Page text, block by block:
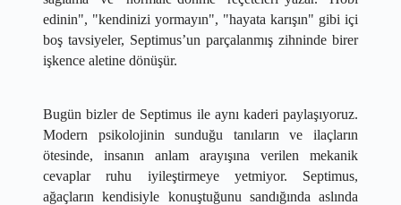
edinin", "kendinizi yormayın", "hayata karışın" gibi içi
boş tavsiyeler, Septimus’un parçalanmış zihninde birer
işkence aletine dönüşür.
​Bugün bizler de Septimus ile aynı kaderi paylaşıyoruz.
Modern psikolojinin sunduğu tanıların ve ilaçların
ötesinde, insanın anlam arayışına verilen mekanik
cevaplar ruhu iyileştirmeye yetmiyor. Septimus,
ağaçların kendisiyle konuştuğunu sandığında aslında